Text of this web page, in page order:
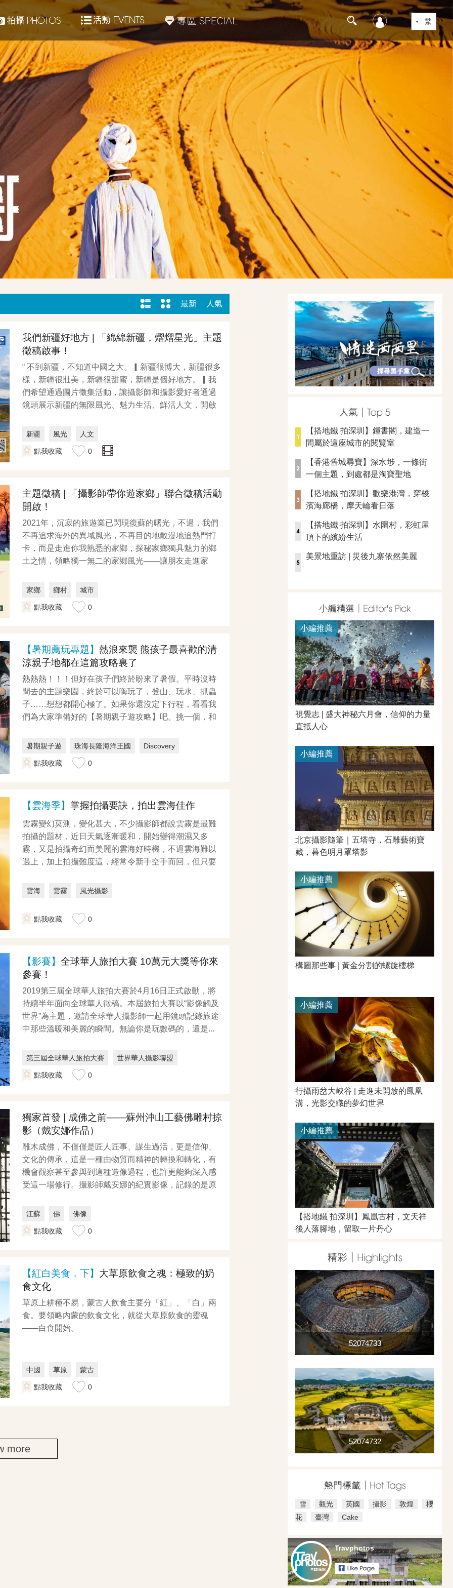
最新 人氣
我們新疆好地方 | 「綿綿新疆，熠熠星光」主題
徵稿啟事！
“ 不到新疆，不知道中國之大。▎新疆很博大，新疆很多
樣，新疆很壯美，新疆很甜蜜，新疆是個好地方。▎我
們希望通過圖片徵集活動，讓攝影師和攝影愛好者通過
鏡頭展示新疆的無限風光、魅力生活、鮮活人文，開啟
新疆 風光 人文
點我收藏 0
主題徵稿 | 「攝影師帶你遊家鄉」聯合徵稿活動
開啟！
2021年，沉寂的旅遊業已閃現復蘇的曙光，不過，我們
不再追求海外的異域風光，不再目的地散漫地追熱門打
卡，而是走進你我熟悉的家鄉，探秘家鄉獨具魅力的鄉
土之情，領略獨一無二的家鄉風光——讓朋友走進家
家鄉 鄉村 城市
點我收藏 0
【暑期薦玩專題】 熱浪來襲 熊孩子最喜歡的清
涼親子地都在這篇攻略裏了
熱熱熱！！！但好在孩子們終於盼來了暑假。平時沒時
間去的主題樂園，終於可以嗨玩了，登山、玩水、抓蟲
子……想想都開心極了。如果你還沒定下行程，看看我
們為大家準備好的【暑期親子遊攻略】吧。挑一個，和
暑期親子遊 珠海長隆海洋王國 Discovery
點我收藏 0
【雲海季】 掌握拍攝要訣，拍出雲海佳作
雲霧變幻莫測，變化甚大，不少攝影師都說雲霧是最難
拍攝的題材，近日天氣逐漸暖和，開始變得潮濕又多
霧，又是拍攝奇幻而美麗的雲海好時機，不過雲海難以
遇上，加上拍攝難度這，經常令新手空手而回，但只要
雲海 雲霧 風光攝影
點我收藏 0
【影賽】 全球華人旅拍大賽 10萬元大獎等你來
參賽！
2019第三屆全球華人旅拍大賽於4月16日正式啟動，將
持續半年面向全球華人徵稿。本屆旅拍大賽以“影像觸及
世界”為主題，邀請全球華人攝影師一起用鏡頭記錄旅途
中那些溫暖和美麗的瞬間。無論你是玩數碼的，還是...
第三屆全球華人旅拍大賽
世界華人攝影聯盟
香港中國旅遊出版社
點我收藏 0
獨家首發 | 成佛之前——蘇州沖山工藝佛雕村掠
影（戴安娜作品）
雕木成佛，不僅僅是匠人匠事、謀生過活，更是信仰、
文化的傳承，這是一種由物質而精神的轉換和轉化，有
機會觀察甚至參與到這種造像過程，也許更能夠深入感
受這一場修行。攝影師戴安娜的紀實影像，記錄的是原
江蘇 佛 佛像
點我收藏 0
【紅白美食．下】 大草原飲食之魂：極致的奶
食文化
草原上耕種不易，蒙古人飲食主要分「紅」、「白」兩
食。要領略內蒙的飲食文化，就從大草原飲食的靈魂
——白食開始。
中國 草原 蒙古
點我收藏 0
more
【搭地鐵 拍深圳】鍾書閣，建造一
間屬於這座城市的閱覽室
【香港舊城尋寶】深水埗，一條街
一個主題，到處都是淘寶聖地
【搭地鐵 拍深圳】歡樂港灣，穿梭
濱海廊橋，摩天輪看日落
【搭地鐵 拍深圳】水圍村，彩虹屋
頂下的繽紛生活
美景地重訪 | 災後九寨依然美麗
視覺志 | 盛大神秘六月會，信仰的力量
直抵人心
小編推薦
北京攝影隨筆｜​五塔寺，石雕藝術寶
藏，暮色明月罩塔影
小編推薦
構圖那些事 | 黃金分割的螺旋樓梯
小編推薦
行攝雨岔大峽谷 | 走進未開放的鳳凰
溝，光影交織的夢幻世界
小編推薦
【搭地鐵 拍深圳】鳳凰古村，文天祥
後人落腳地，留取一片丹心
小編推薦
52074733
52074732
雪 觀光 英國 攝影 敦煌
櫻
花
臺灣 Cake
Travphotos